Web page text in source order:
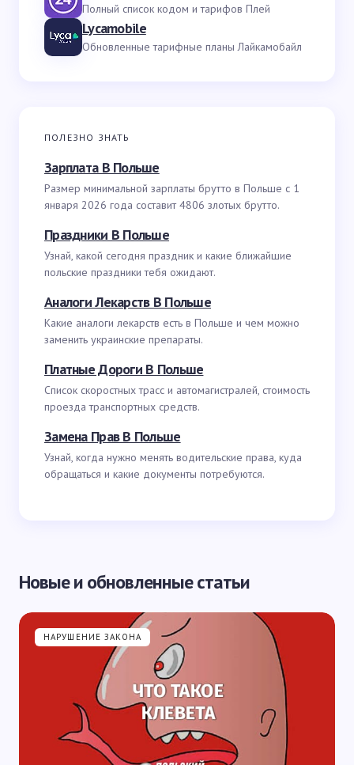
Полный список кодом и тарифов Плей
Lycamobile
Обновленные тарифные планы Лайкамобайл
ПОЛЕЗНО ЗНАТЬ
Зарплата В Польше
Размер минимальной зарплаты брутто в Польше с 1
января 2026 года составит 4806 злотых брутто.
Праздники В Польше
Узнай, какой сегодня праздник и какие ближайшие
польские праздники тебя ожидают.
Аналоги Лекарств В Польше
Какие аналоги лекарств есть в Польше и чем можно
заменить украинские препараты.
Платные Дороги В Польше
Список скоростных трасс и автомагистралей, стоимость
проезда транспортных средств.
Замена Прав В Польше
Узнай, когда нужно менять водительские права, куда
обращаться и какие документы потребуются.
Новые и обновленные статьи
НАРУШЕНИЕ ЗАКОНА